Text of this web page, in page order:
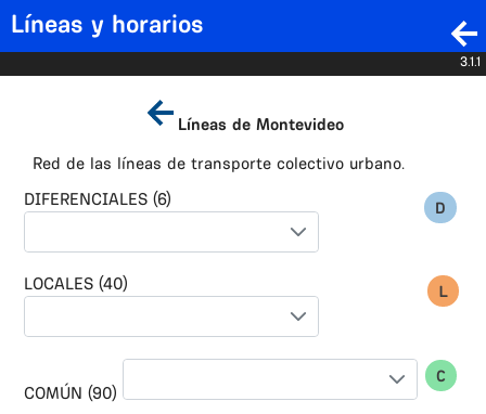
Líneas y horarios
3.1.1
Líneas de Montevideo
Red de las líneas de transporte colectivo urbano.
DIFERENCIALES (6)
LOCALES (40)
COMÚN (90)